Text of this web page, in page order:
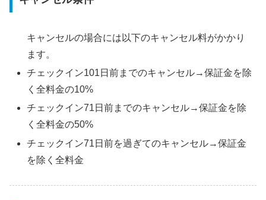
キャンセルの場合には以下のキャンセル料がかかり
ます。
チェックイン101日前までのキャンセル→保証金を除
く全料金の10%
チェックイン71日前までのキャンセル→保証金を除
く全料金の50%
チェックイン71日前を過ぎてのキャンセル→保証金
を除く全料金